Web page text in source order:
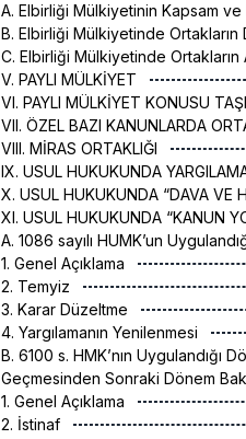
A. Elbirliği Mülkiyetinin Kapsam ve
B. Elbirliği Mülkiyetinde Ortakların
C. Elbirliği Mülkiyetinde
V. PAYLI MÜLKİYET
VI. PAYLI MÜLKİYET KONUSU
VII. ÖZEL BAZI KANUNLARDA
VIII. MİRAS ORTAKLIĞI
IX. USUL HUKUKUNDA
X. USUL HUKUKUNDA “DAVA VE
XI. USUL HUKUKUNDA “KANUN
A. 1086 sayılı HUMK’un
1. Genel Açıklama
2. Temyiz
3. Karar Düzeltme
4. Yargılamanın Yenilenmesi
B. 6100 s. HMK’nın
Geçmesinden Sonraki Dönem
1. Genel Açıklama
2. İstinaf